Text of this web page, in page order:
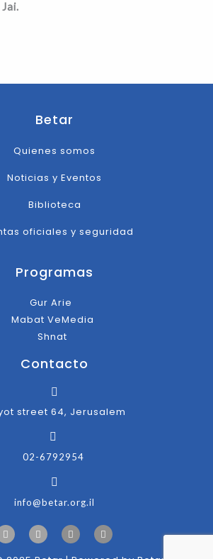
Betar
Quienes somos
Noticias y Eventos
Biblioteca
oficiales y seguridad
Programas
Gur Arie
Mabat VeMedia
Shnat
Contacto
street 64, Jerusalem
02-6792954
info@betar.org.il
F
a
c
T
w
i
I
n
s
Y
o
u